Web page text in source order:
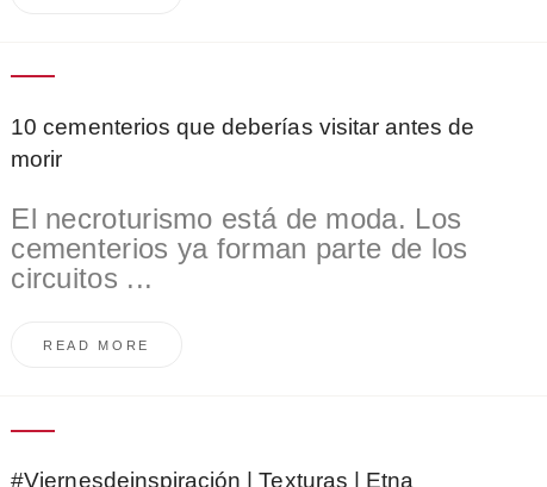
10 cementerios que deberías visitar antes de
morir
El necroturismo está de moda. Los
cementerios ya forman parte de los
circuitos ...
READ MORE
#Viernesdeinspiración | Texturas | Etna